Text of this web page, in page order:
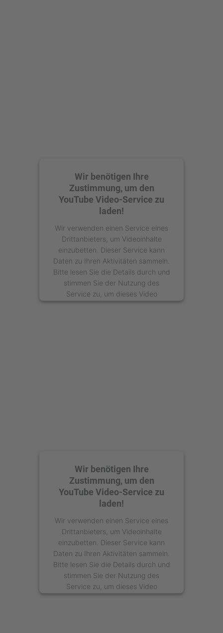
Wir benötigen Ihre
Zustimmung, um den
YouTube Video-Service zu
laden!
Wir verwenden einen Service eines
Drittanbieters, um Videoinhalte
einzubetten. Dieser Service kann
Daten zu Ihren Aktivitäten sammeln.
Bitte lesen Sie die Details durch und
stimmen Sie der Nutzung des
Service zu, um dieses Video
anzusehen.
Wir benötigen Ihre
Zustimmung, um den
YouTube Video-Service zu
laden!
Wir verwenden einen Service eines
Drittanbieters, um Videoinhalte
einzubetten. Dieser Service kann
Daten zu Ihren Aktivitäten sammeln.
Bitte lesen Sie die Details durch und
stimmen Sie der Nutzung des
Service zu, um dieses Video
anzusehen.